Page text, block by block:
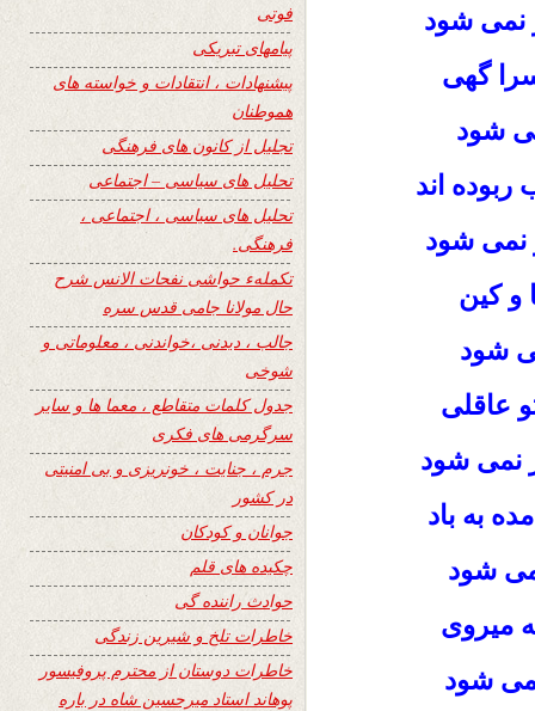
نمی شود
گهی
شود
اند
نمی شود
و کین
شود
عاقلی
نمی شود
به باد
شود
میروی
شود
فوتی
پیامهای تبریکی
پیشنهادات ، انتقادات و خواسته های
هموطنان
تجلیل از کانون های فرهنگی
تحلیل های سیاسی – اجتماعی
تحلیل های سیاسی ، اجتماعی ،
فرهنگی.
تکملهء حواشی نفحات الانس شرح
حال مولانا جامی قدس سره
جالب ، دیدنی ،خواندنی ، معلوماتی و
شوخی
جدول کلمات متقاطع ، معما ها و سایر
سرگرمی های فکری
جرم ، جنایت ، خونریزی و بی امنیتی
در کشور
جوانان و کودکان
چکیده های قلم
حوادث راننده گی
خاطرات تلخ و شیرین زندگی
خاطرات دوستان از محترم پروفیسور
پوهاند استاد میرحسین شاه در باره